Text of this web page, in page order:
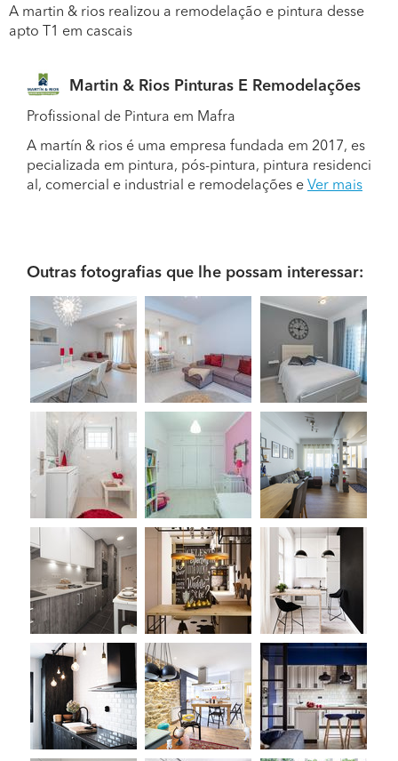
A martin & rios realizou a remodelação e pintura desse
apto T1 em cascais
Martin & Rios Pinturas E Remodelações
Profissional de Pintura em Mafra
A martín & rios é uma empresa fundada em 2017, es
pecializada em pintura, pós-pintura, pintura residenci
al, comercial e industrial e remodelações e Ver mais
Outras fotografias que lhe possam interessar: